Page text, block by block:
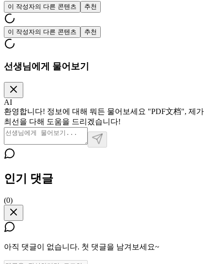
이 작성자의 다른 콘텐츠 추천
이 작성자의 다른 콘텐츠 추천
선생님에게 물어보기
AI
환영합니다! 정보에 대해 뭐든 물어보세요 "PDF文档", 제가
최선을 다해 도움을 드리겠습니다!
인기 댓글
(0)
아직 댓글이 없습니다. 첫 댓글을 남겨보세요~